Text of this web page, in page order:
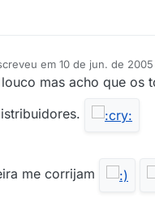
em 10 de jun. de 2005
edição por
mas acho que os
me corrijam